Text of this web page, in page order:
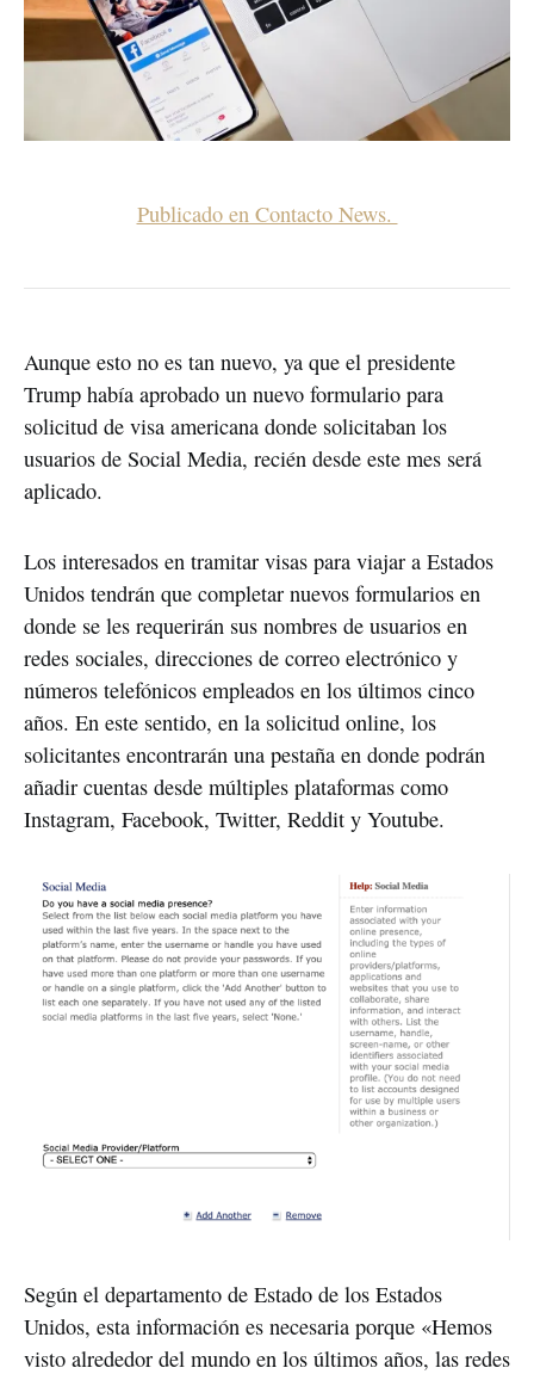
Publicado en Contacto News.
Aunque esto no es tan nuevo, ya que el presidente
Trump había aprobado un nuevo formulario para
solicitud de visa americana donde solicitaban los
usuarios de Social Media, recién desde este mes será
aplicado.
Los interesados en tramitar visas para viajar a Estados
Unidos tendrán que completar nuevos formularios en
donde se les requerirán sus nombres de usuarios en
redes sociales, direcciones de correo electrónico y
números telefónicos empleados en los últimos cinco
años. En este sentido, en la solicitud online, los
solicitantes encontrarán una pestaña en donde podrán
añadir cuentas desde múltiples plataformas como
Instagram, Facebook, Twitter, Reddit y Youtube.
Según el departamento de Estado de los Estados
Unidos, esta información es necesaria porque «Hemos
visto alrededor del mundo en los últimos años, las redes